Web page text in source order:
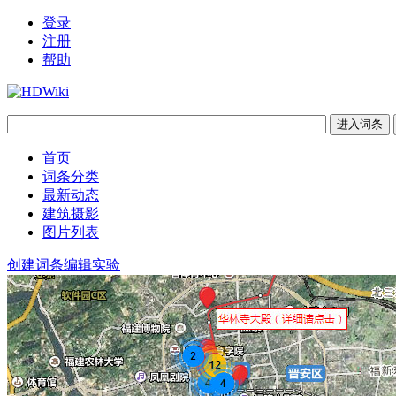
登录
注册
帮助
首页
词条分类
最新动态
建筑摄影
图片列表
创建词条编辑实验